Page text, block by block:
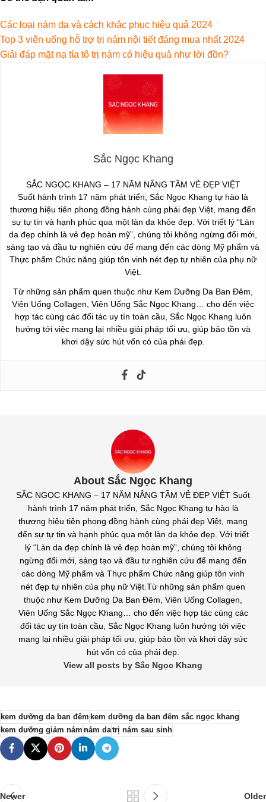
Các loại nám da và cách khắc phục hiệu quả 2024
Top 3 viên uống hỗ trợ trị nám nội tiết đáng mua nhất 2024
Giải đáp mặt nạ tía tô trị nám có hiệu quả như lời đồn?
Sắc Ngọc Khang
SẮC NGỌC KHANG – 17 NĂM NÂNG TẦM VẺ ĐẸP VIỆT
Suốt hành trình 17 năm phát triển, Sắc Ngọc Khang tự hào là
thương hiệu tiên phong đồng hành cùng phái đẹp Việt, mang đến
sự tự tin và hạnh phúc qua một làn da khỏe đẹp. Với triết lý “Làn
da đẹp chính là vẻ đẹp hoàn mỹ”, chúng tôi không ngừng đổi mới,
sáng tạo và đầu tư nghiên cứu để mang đến các dòng Mỹ phẩm và
Thực phẩm Chức năng giúp tôn vinh nét đẹp tự nhiên của phụ nữ
Việt.
Từ những sản phẩm quen thuộc như Kem Dưỡng Da Ban Đêm,
Viên Uống Collagen, Viên Uống Sắc Ngọc Khang… cho đến việc
hợp tác cùng các đối tác uy tín toàn cầu, Sắc Ngọc Khang luôn
hướng tới việc mang lại nhiều giải pháp tối ưu, giúp bảo tồn và
khơi dậy sức hút vốn có của phái đẹp.
About Sắc Ngọc Khang
SẮC NGỌC KHANG – 17 NĂM NÂNG TẦM VẺ ĐẸP VIỆT Suốt
hành trình 17 năm phát triển, Sắc Ngọc Khang tự hào là
thương hiệu tiên phong đồng hành cùng phái đẹp Việt, mang
đến sự tự tin và hạnh phúc qua một làn da khỏe đẹp. Với triết
lý “Làn da đẹp chính là vẻ đẹp hoàn mỹ”, chúng tôi không
ngừng đổi mới, sáng tạo và đầu tư nghiên cứu để mang đến
các dòng Mỹ phẩm và Thực phẩm Chức năng giúp tôn vinh
nét đẹp tự nhiên của phụ nữ Việt.Từ những sản phẩm quen
thuộc như Kem Dưỡng Da Ban Đêm, Viên Uống Collagen,
Viên Uống Sắc Ngọc Khang… cho đến việc hợp tác cùng các
đối tác uy tín toàn cầu, Sắc Ngọc Khang luôn hướng tới việc
mang lại nhiều giải pháp tối ưu, giúp bảo tồn và khơi dậy sức
hút vốn có của phái đẹp.
View all posts by Sắc Ngọc Khang
kem dưỡng da ban đêm kem dưỡng da ban đêm sắc ngọc khang
kem dưỡng giảm nám nám datrị nám sau sinh
Newer Older